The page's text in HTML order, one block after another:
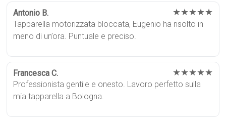
Antonio B. ★★★★★
Tapparella motorizzata bloccata, Eugenio ha risolto in
meno di un’ora. Puntuale e preciso.
Francesca C. ★★★★★
Professionista gentile e onesto. Lavoro perfetto sulla
mia tapparella a Bologna.